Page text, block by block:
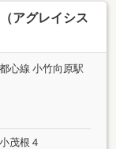
アグレイシス
心線 小竹向原駅
茂根４